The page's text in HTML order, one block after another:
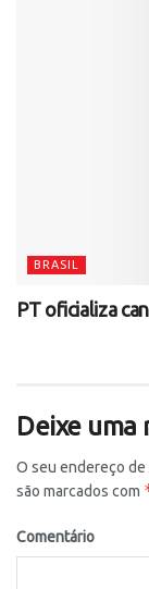
BRASIL
PT oficializa
Deixe uma
O seu endereço
são marcados com
Comentário